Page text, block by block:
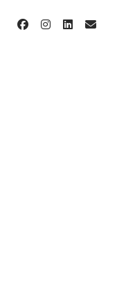
facebookinstagram
linkedinemail